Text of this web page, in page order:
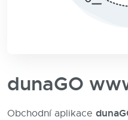
dunaGO
Obchodní aplikace